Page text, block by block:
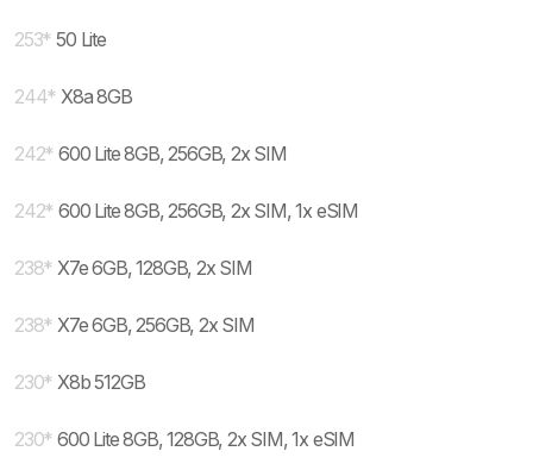
253* 50 Lite
244* X8a 8GB
242* 600 Lite 8GB, 256GB, 2x SIM
242* 600 Lite 8GB, 256GB, 2x SIM, 1x eSIM
238* X7e 6GB, 128GB, 2x SIM
238* X7e 6GB, 256GB, 2x SIM
230* X8b 512GB
230* 600 Lite 8GB, 128GB, 2x SIM, 1x eSIM